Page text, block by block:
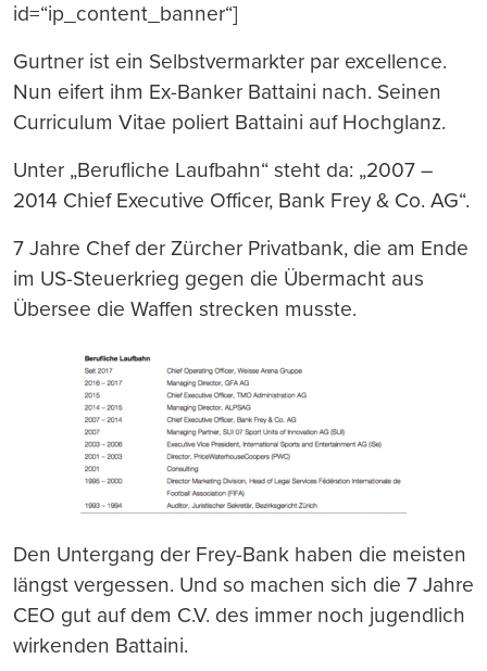
id=“ip_content_banner“]
Gurtner ist ein Selbstvermarkter par excellence.
Nun eifert ihm Ex-Banker Battaini nach. Seinen
Curriculum Vitae poliert Battaini auf Hochglanz.
Unter „Berufliche Laufbahn“ steht da: „2007 –
2014 Chief Executive Officer, Bank Frey & Co. AG“.
7 Jahre Chef der Zürcher Privatbank, die am Ende
im US-Steuerkrieg gegen die Übermacht aus
Übersee die Waffen strecken musste.
Den Untergang der Frey-Bank haben die meisten
längst vergessen. Und so machen sich die 7 Jahre
CEO gut auf dem C.V. des immer noch jugendlich
wirkenden Battaini.